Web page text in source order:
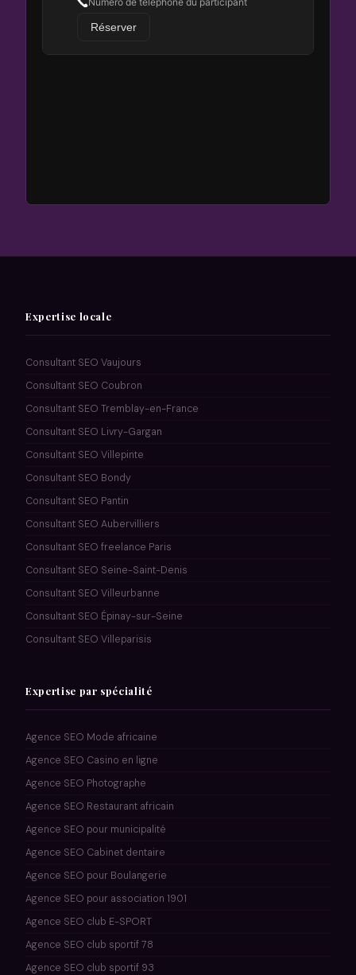
Expertise locale
Consultant SEO Vaujours
Consultant SEO Coubron
Consultant SEO Tremblay-en-France
Consultant SEO Livry-Gargan
Consultant SEO Villepinte
Consultant SEO Bondy
Consultant SEO Pantin
Consultant SEO Aubervilliers
Consultant SEO freelance Paris
Consultant SEO Seine-Saint-Denis
Consultant SEO Villeurbanne
Consultant SEO Épinay-sur-Seine
Consultant SEO Villeparisis
Expertise par spécialité
Agence SEO Mode africaine
Agence SEO Casino en ligne
Agence SEO Photographe
Agence SEO Restaurant africain
Agence SEO pour municipalité
Agence SEO Cabinet dentaire
Agence SEO pour Boulangerie
Agence SEO pour association 1901
Agence SEO club E-SPORT
Agence SEO club sportif 78
Agence SEO club sportif 93